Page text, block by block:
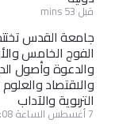
قبل 53 mins
جامعة القدس
الفوج الخامس
والدعوة وأصول
والاقتصاد والعلوم
التربوية والآداب
7 أغسطس الساعة 10:08 pm